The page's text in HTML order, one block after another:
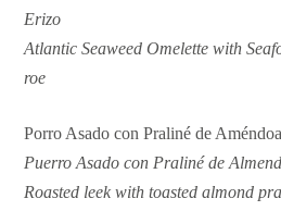
Erizo
Atlantic Seaweed Omelette with
roe
Porro Asado con Praliné de
Puerro Asado con Praliné de
Roasted leek with toasted almond